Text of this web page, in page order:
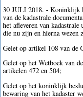
30 JULI 2018. - Koninklijk
van de kadastrale
het afleveren van
die nu zijn en hierna wezen
Gelet op artikel 108 van de
Gelet op het Wetboek van
artikelen 472 en 504;
Gelet op het koninklijk
bewaring van het kadaster